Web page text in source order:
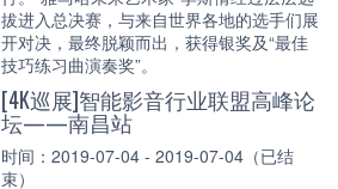
拔进入总决赛，与来自世界各地的选手们展
开对决，最终脱颖而出，获得银奖及“最佳
技巧练习曲演奏奖”。
[4K巡展]智能影音行业联盟高峰论
坛——南昌站
时间：2019-07-04 - 2019-07-04（已结
束）